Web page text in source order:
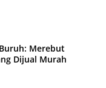
Merebut
Dijual Murah